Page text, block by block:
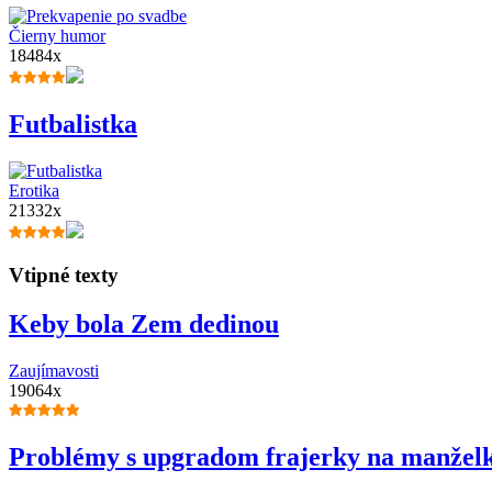
Čierny humor
18484x
Futbalistka
Erotika
21332x
Vtipné texty
Keby bola Zem dedinou
Zaujímavosti
19064x
Problémy s upgradom frajerky na